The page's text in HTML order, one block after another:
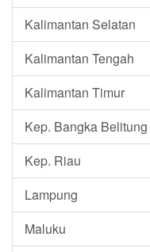
Kalimantan Selatan
Kalimantan Tengah
Kalimantan Timur
Kep. Bangka Belitung
Kep. Riau
Lampung
Maluku